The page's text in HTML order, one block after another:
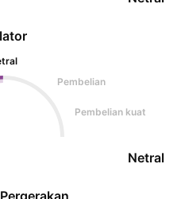
Pembelian
Pembelian kuat
Netral